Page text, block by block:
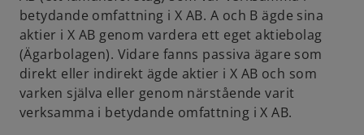
betydande omfattning i X AB. A och B ägde sina
aktier i X AB genom vardera ett eget aktiebolag
(Ägarbolagen). Vidare fanns passiva ägare som
direkt eller indirekt ägde aktier i X AB och som
varken själva eller genom närstående varit
verksamma i betydande omfattning i X AB.